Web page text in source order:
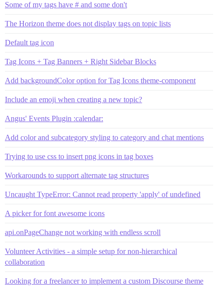
Some of my tags have # and some don't
The Horizon theme does not display tags on topic lists
Default tag icon
Tag Icons + Tag Banners + Right Sidebar Blocks
Add backgroundColor option for Tag Icons theme-component
Include an emoji when creating a new topic?
Angus' Events Plugin :calendar:
Add color and subcategory styling to category and chat mentions
Trying to use css to insert png icons in tag boxes
Workarounds to support alternate tag structures
Uncaught TypeError: Cannot read property 'apply' of undefined
A picker for font awesome icons
api.onPageChange not working with endless scroll
Volunteer Activities - a simple setup for non-hierarchical
collaboration
Looking for a freelancer to implement a custom Discourse theme